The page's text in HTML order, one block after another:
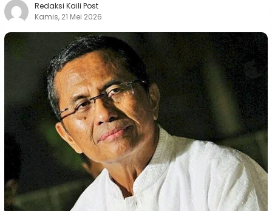
Redaksi Kaili Post
Kamis, 21 Mei 2026